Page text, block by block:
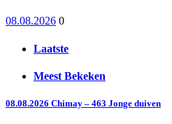
08.08.2026 0
Laatste
Meest Bekeken
08.08.2026 Chimay – 463 Jonge duiven